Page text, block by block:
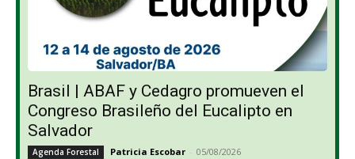
Brasil | ABAF y Cedagro promueven el
Congreso Brasileño del Eucalipto en
Salvador
Agenda Forestal Patricia Escobar - 05/08/2026